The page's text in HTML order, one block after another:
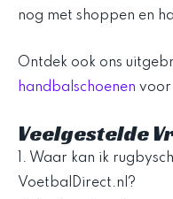
nog met shoppen en
Ontdek ook ons
handbalschoenen voor
Veelgestelde
1. Waar kan ik
VoetbalDirect.nl?